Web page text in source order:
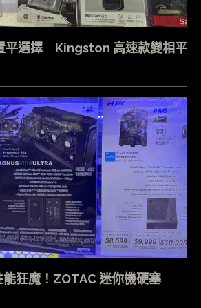
平選擇 Kingston 高速款變相平
能狂魔！ZOTAC 迷你機硬塞